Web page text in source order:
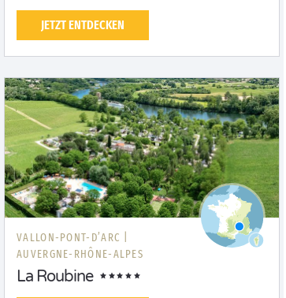
JETZT ENTDECKEN
VALLON-PONT-D’ARC |
AUVERGNE-RHÔNE-ALPES
La Roubine